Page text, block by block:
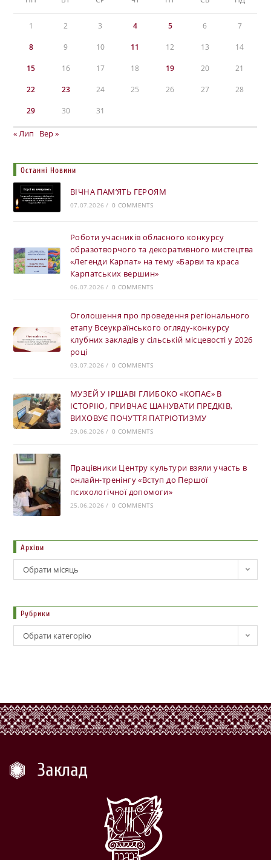
1 2 3 4 5 6 7
8 9 10 11 12 13 14
15 16 17 18 19 20 21
22 23 24 25 26 27 28
29 30 31
« Лип Вер »
Останні Новини
ВІЧНА ПАМ’ЯТЬ ГЕРОЯМ
07.07.2026 / 0 COMMENTS
Роботи учасників обласного конкурсу
образотворчого та декоративного мистецтва
«Легенди Карпат» на тему «Барви та краса
Карпатських вершин»
06.07.2026 / 0 COMMENTS
Оголошення про проведення регіонального
етапу Всеукраїнського огляду-конкурсу
клубних закладів у сільській місцевості у 2026
році
03.07.2026 / 0 COMMENTS
МУЗЕЙ У ІРШАВІ ГЛИБОКО «КОПАЄ» В
ІСТОРІЮ, ПРИВЧАЄ ШАНУВАТИ ПРЕДКІВ,
ВИХОВУЄ ПОЧУТТЯ ПАТРІОТИЗМУ
29.06.2026 / 0 COMMENTS
Працівники Центру культури взяли участь в
онлайн-тренінгу «Вступ до Першої
психологічної допомоги»
25.06.2026 / 0 COMMENTS
Архіви
Обрати місяць
Рубрики
Обрати категорію
Заклад